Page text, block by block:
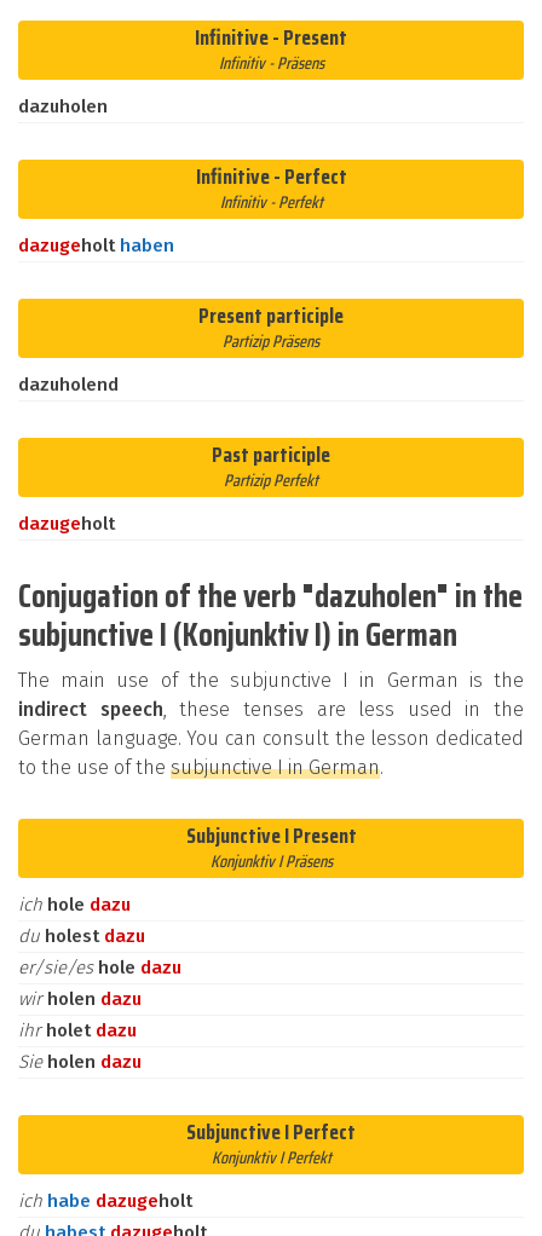
Infinitive - Present
Infinitiv - Präsens
dazuholen
Infinitive - Perfect
Infinitiv - Perfekt
dazugeholt haben
Present participle
Partizip Präsens
dazuholend
Past participle
Partizip Perfekt
dazugeholt
Conjugation of the verb "dazuholen" in the
subjunctive I (Konjunktiv I) in German
The main use of the subjunctive I in German is the
indirect speech, these tenses are less used in the
German language. You can consult the lesson dedicated
to the use of the subjunctive I in German.
Subjunctive I Present
Konjunktiv I Präsens
ich hole dazu
du holest dazu
er/sie/es hole dazu
wirholen dazu
ihrholet dazu
Sie holen dazu
Subjunctive I Perfect
Konjunktiv I Perfekt
ich habe dazugeholt